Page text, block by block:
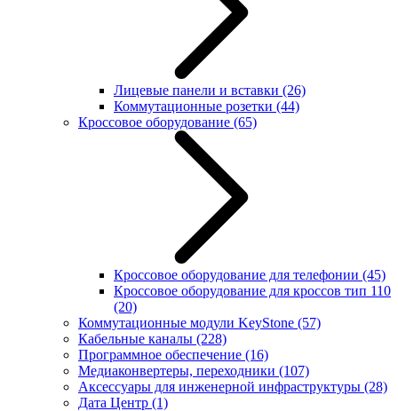
Лицевые панели и вставки (26)
Коммутационные розетки (44)
Кроссовое оборудование (65)
Кроссовое оборудование для телефонии (45)
Кроссовое оборудование для кроссов тип 110
(20)
Коммутационные модули KeyStone (57)
Кабельные каналы (228)
Программное обеспечение (16)
Медиаконвертеры, переходники (107)
Аксессуары для инженерной инфраструктуры (28)
Дата Центр (1)